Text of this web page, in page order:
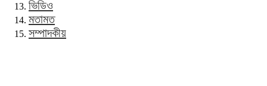
ভিডিও
মতামত
সম্পাদকীয়